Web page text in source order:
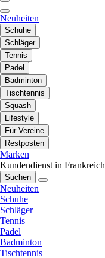
Neuheiten
Schuhe
Schläger
Tennis
Padel
Badminton
Tischtennis
Squash
Lifestyle
Für Vereine
Restposten
Marken
Kundendienst in Frankreich
Suchen
Neuheiten
Schuhe
Schläger
Tennis
Padel
Badminton
Tischtennis